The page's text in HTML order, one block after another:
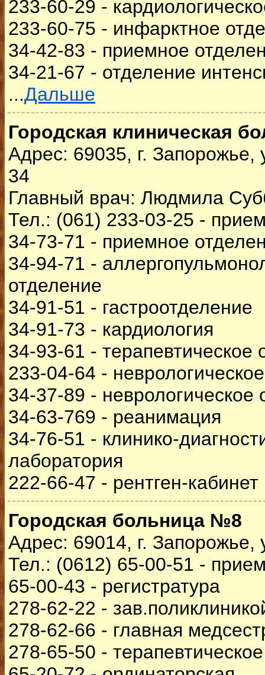
233-60-29 -
233-60-75 - инфарктное
34-42-83 - приемное
34-21-67 - отделение
...Дальше
Городская клиническая
Адрес: 69035, г. Запорожье,
34
Главный врач: Людмила
Тел.: (061) 233-03-25 -
34-73-71 - приемное
34-94-71 -
отделение
34-91-51 - гастроотделение
34-91-73 - кардиология
34-93-61 - терапевтическое
233-04-64 -
34-37-89 -
34-63-769 - реанимация
34-76-51 - клинико-
лаборатория
222-66-47 - рентген-кабинет
Городская больница №8
Адрес: 69014, г.
Тел.: (0612) 65-00-51 -
65-00-43 - регистратура
278-62-22 -
278-62-66 - главная
278-65-50 -